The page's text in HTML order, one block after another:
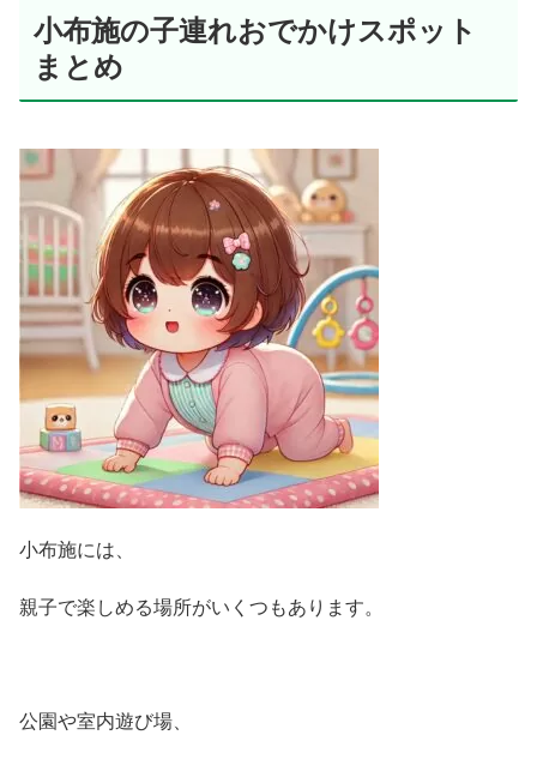
小布施の子連れおでかけスポット
まとめ
小布施には、
親子で楽しめる場所がいくつもあります。
公園や室内遊び場、